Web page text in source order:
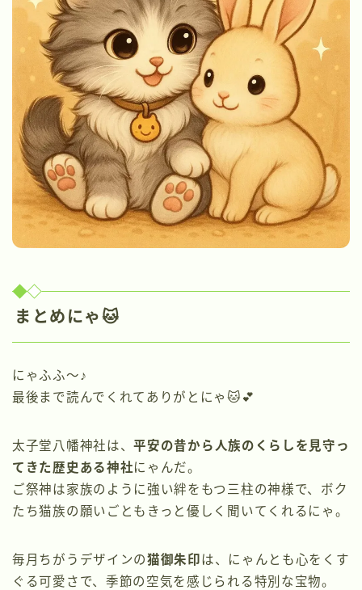
まとめにゃ🐱
にゃふふ〜♪
最後まで読んでくれてありがとにゃ🐱💕
太子堂八幡神社は、平安の昔から人族のくらしを見守っ
てきた歴史ある神社にゃんだ。
ご祭神は家族のように強い絆をもつ三柱の神様で、ボク
たち猫族の願いごともきっと優しく聞いてくれるにゃ。
毎月ちがうデザインの猫御朱印 は、にゃんとも心をくす
ぐる可愛さで、季節の空気を感じられる特別な宝物。